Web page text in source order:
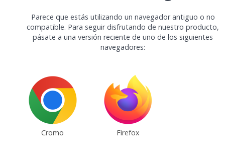
Parece que estás utilizando un navegador antiguo o no
compatible. Para seguir disfrutando de nuestro producto,
pásate a una versión reciente de uno de los siguientes
navegadores:
Cromo Firefox